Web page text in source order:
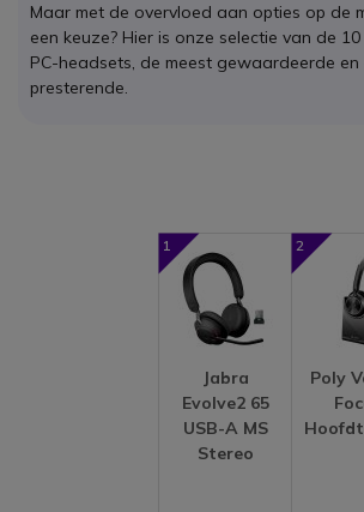
Maar met de overvloed aan opties op de
een keuze? Hier is onze selectie van de
PC-headsets, de meest gewaardeerde en
presterende.
1
Jabra
Evolve2 65
USB-A MS
Stereo
2
Poly